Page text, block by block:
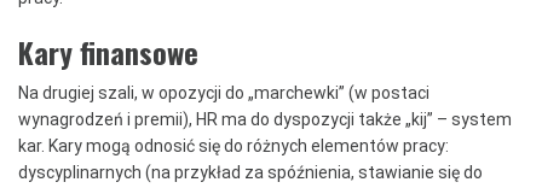
Kary finansowe
Na drugiej szali, w opozycji do „marchewki” (w postaci
wynagrodzeń i premii), HR ma do dyspozycji także „kij” – system
kar. Kary mogą odnosić się do różnych elementów pracy:
dyscyplinarnych (na przykład za spóźnienia, stawianie się do